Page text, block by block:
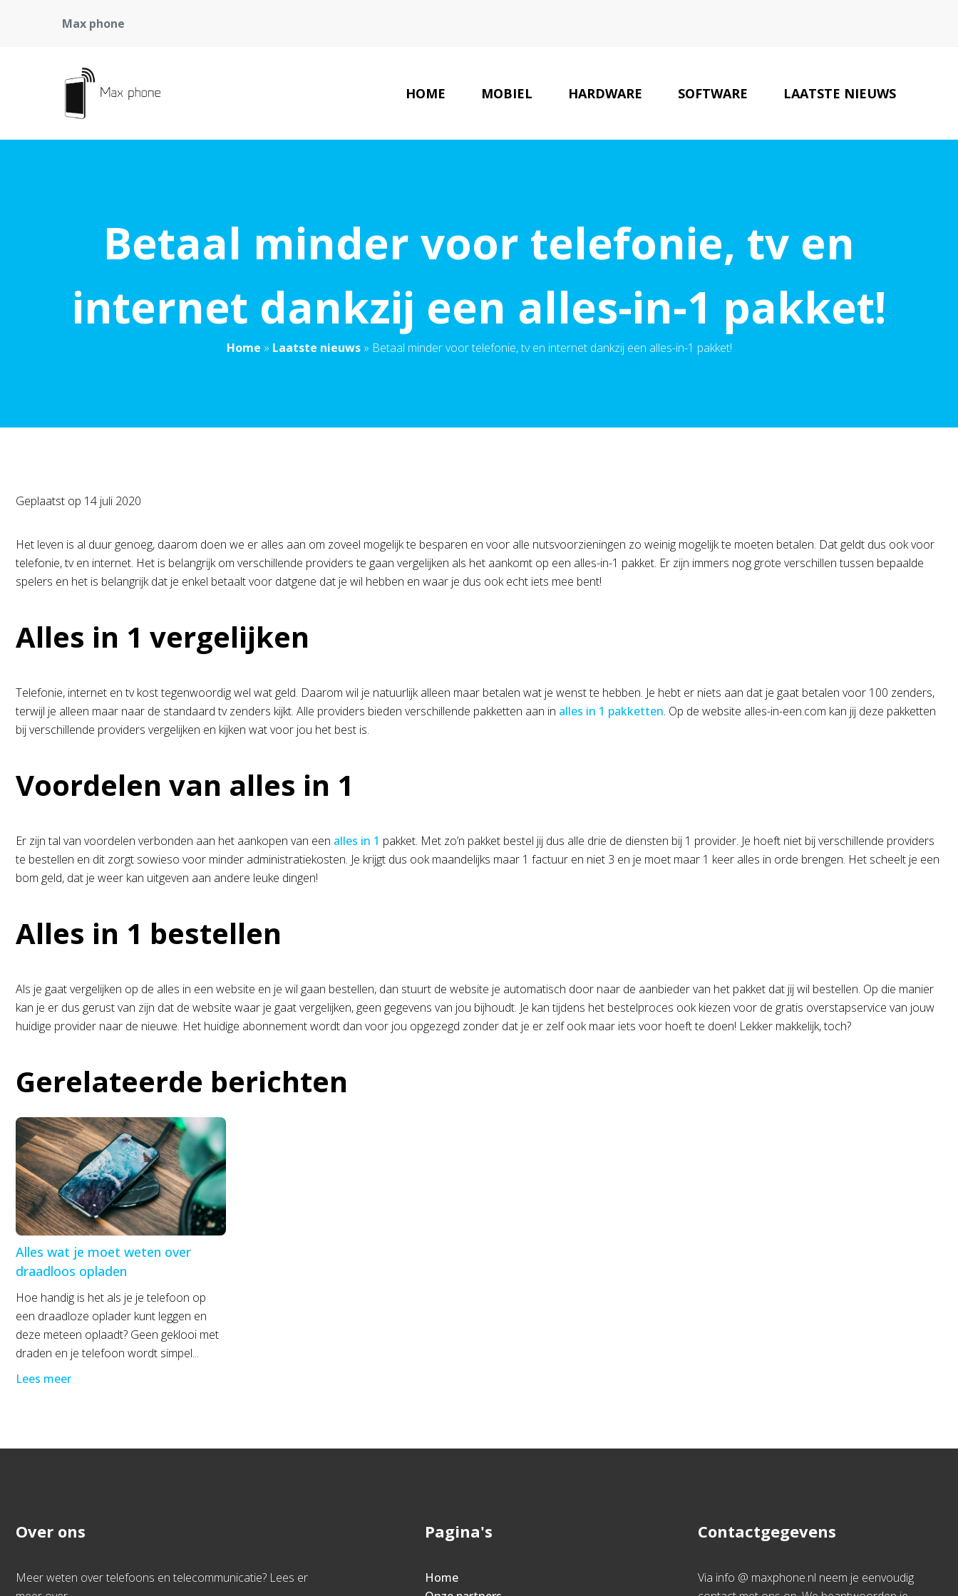
Max phone
HOME MOBIEL HARDWARE SOFTWARE LAATSTE NIEUWS
Betaal minder voor telefonie, tv en
internet dankzij een alles-in-1 pakket!
Home » Laatste nieuws» Betaal minder voor telefonie, tv en internet dankzij een alles-in-1 pakket!
Geplaatst op 14 juli 2020
Het leven is al duur genoeg, daarom doen we er alles aan om zoveel mogelijk te besparen en voor alle nutsvoorzieningen zo weinig mogelijk te moeten betalen. Dat geldt dus ook voor
telefonie, tv en internet. Het is belangrijk om verschillende providers te gaan vergelijken als het aankomt op een alles-in-1 pakket. Er zijn immers nog grote verschillen tussen bepaalde
spelers en het is belangrijk dat je enkel betaalt voor datgene dat je wil hebben en waar je dus ook echt iets mee bent!
Alles in 1 vergelijken
Telefonie, internet en tv kost tegenwoordig wel wat geld. Daarom wil je natuurlijk alleen maar betalen wat je wenst te hebben. Je hebt er niets aan dat je gaat betalen voor 100 zenders,
terwijl je alleen maar naar de standaard tv zenders kijkt. Alle providers bieden verschillende pakketten aan in alles in 1 pakketten. Op de website alles-in-een.com kan jij deze pakketten
bij verschillende providers vergelijken en kijken wat voor jou het best is.
Voordelen van alles in 1
Er zijn tal van voordelen verbonden aan het aankopen van een alles in 1 pakket. Met zo’n pakket bestel jij dus alle drie de diensten bij 1 provider. Je hoeft niet bij verschillende providers
te bestellen en dit zorgt sowieso voor minder administratiekosten. Je krijgt dus ook maandelijks maar 1 factuur en niet 3 en je moet maar 1 keer alles in orde brengen. Het scheelt je een
bom geld, dat je weer kan uitgeven aan andere leuke dingen!
Alles in 1 bestellen
Als je gaat vergelijken op de alles in een website en je wil gaan bestellen, dan stuurt de website je automatisch door naar de aanbieder van het pakket dat jij wil bestellen. Op die manier
kan je er dus gerust van zijn dat de website waar je gaat vergelijken, geen gegevens van jou bijhoudt. Je kan tijdens het bestelproces ook kiezen voor de gratis overstapservice van jouw
huidige provider naar de nieuwe. Het huidige abonnement wordt dan voor jou opgezegd zonder dat je er zelf ook maar iets voor hoeft te doen! Lekker makkelijk, toch?
Gerelateerde berichten
Alles wat je moet weten over
draadloos opladen
Hoe handig is het als je je telefoon op
een draadloze oplader kunt leggen en
deze meteen oplaadt? Geen geklooi met
draden en je telefoon wordt simpel...
Lees meer
Over ons
Meer weten over telefoons en telecommunicatie? Lees er
Pagina's
Home
Contactgegevens
Via info @ maxphone.nl neem je eenvoudig